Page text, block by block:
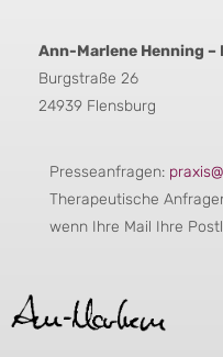
Ann-Marlene Henning –
Burgstraße 26
24939 Flensburg
Presseanfragen:
Therapeutische
wenn Ihre Mail Ihre